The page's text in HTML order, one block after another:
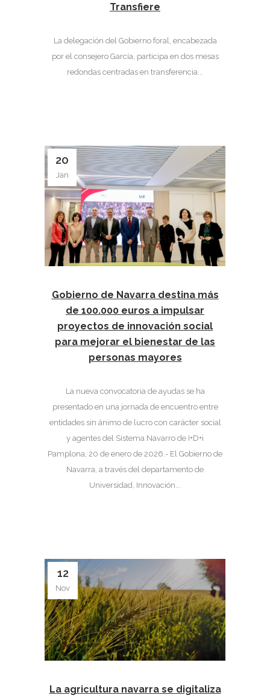
Transfiere
La delegación del Gobierno foral, encabezada
por el consejero García, participa en dos mesas
redondas centradas en transferencia...
20
Jan
Gobierno de Navarra destina más
de 100.000 euros a impulsar
proyectos de innovación social
para mejorar el bienestar de las
personas mayores
La nueva convocatoria de ayudas se ha
presentado en una jornada de encuentro entre
entidades sin ánimo de lucro con carácter social
y agentes del Sistema Navarro de I+D+i
Pamplona, 20 de enero de 2026.- El Gobierno de
Navarra, a través del departamento de
Universidad, Innovación...
12
Nov
La agricultura navarra se digitaliza